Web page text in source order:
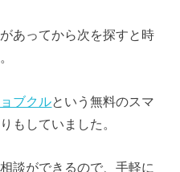
あってから次を探すと時
ブクルという無料のスマ
もしていました。
談ができるので、手軽に